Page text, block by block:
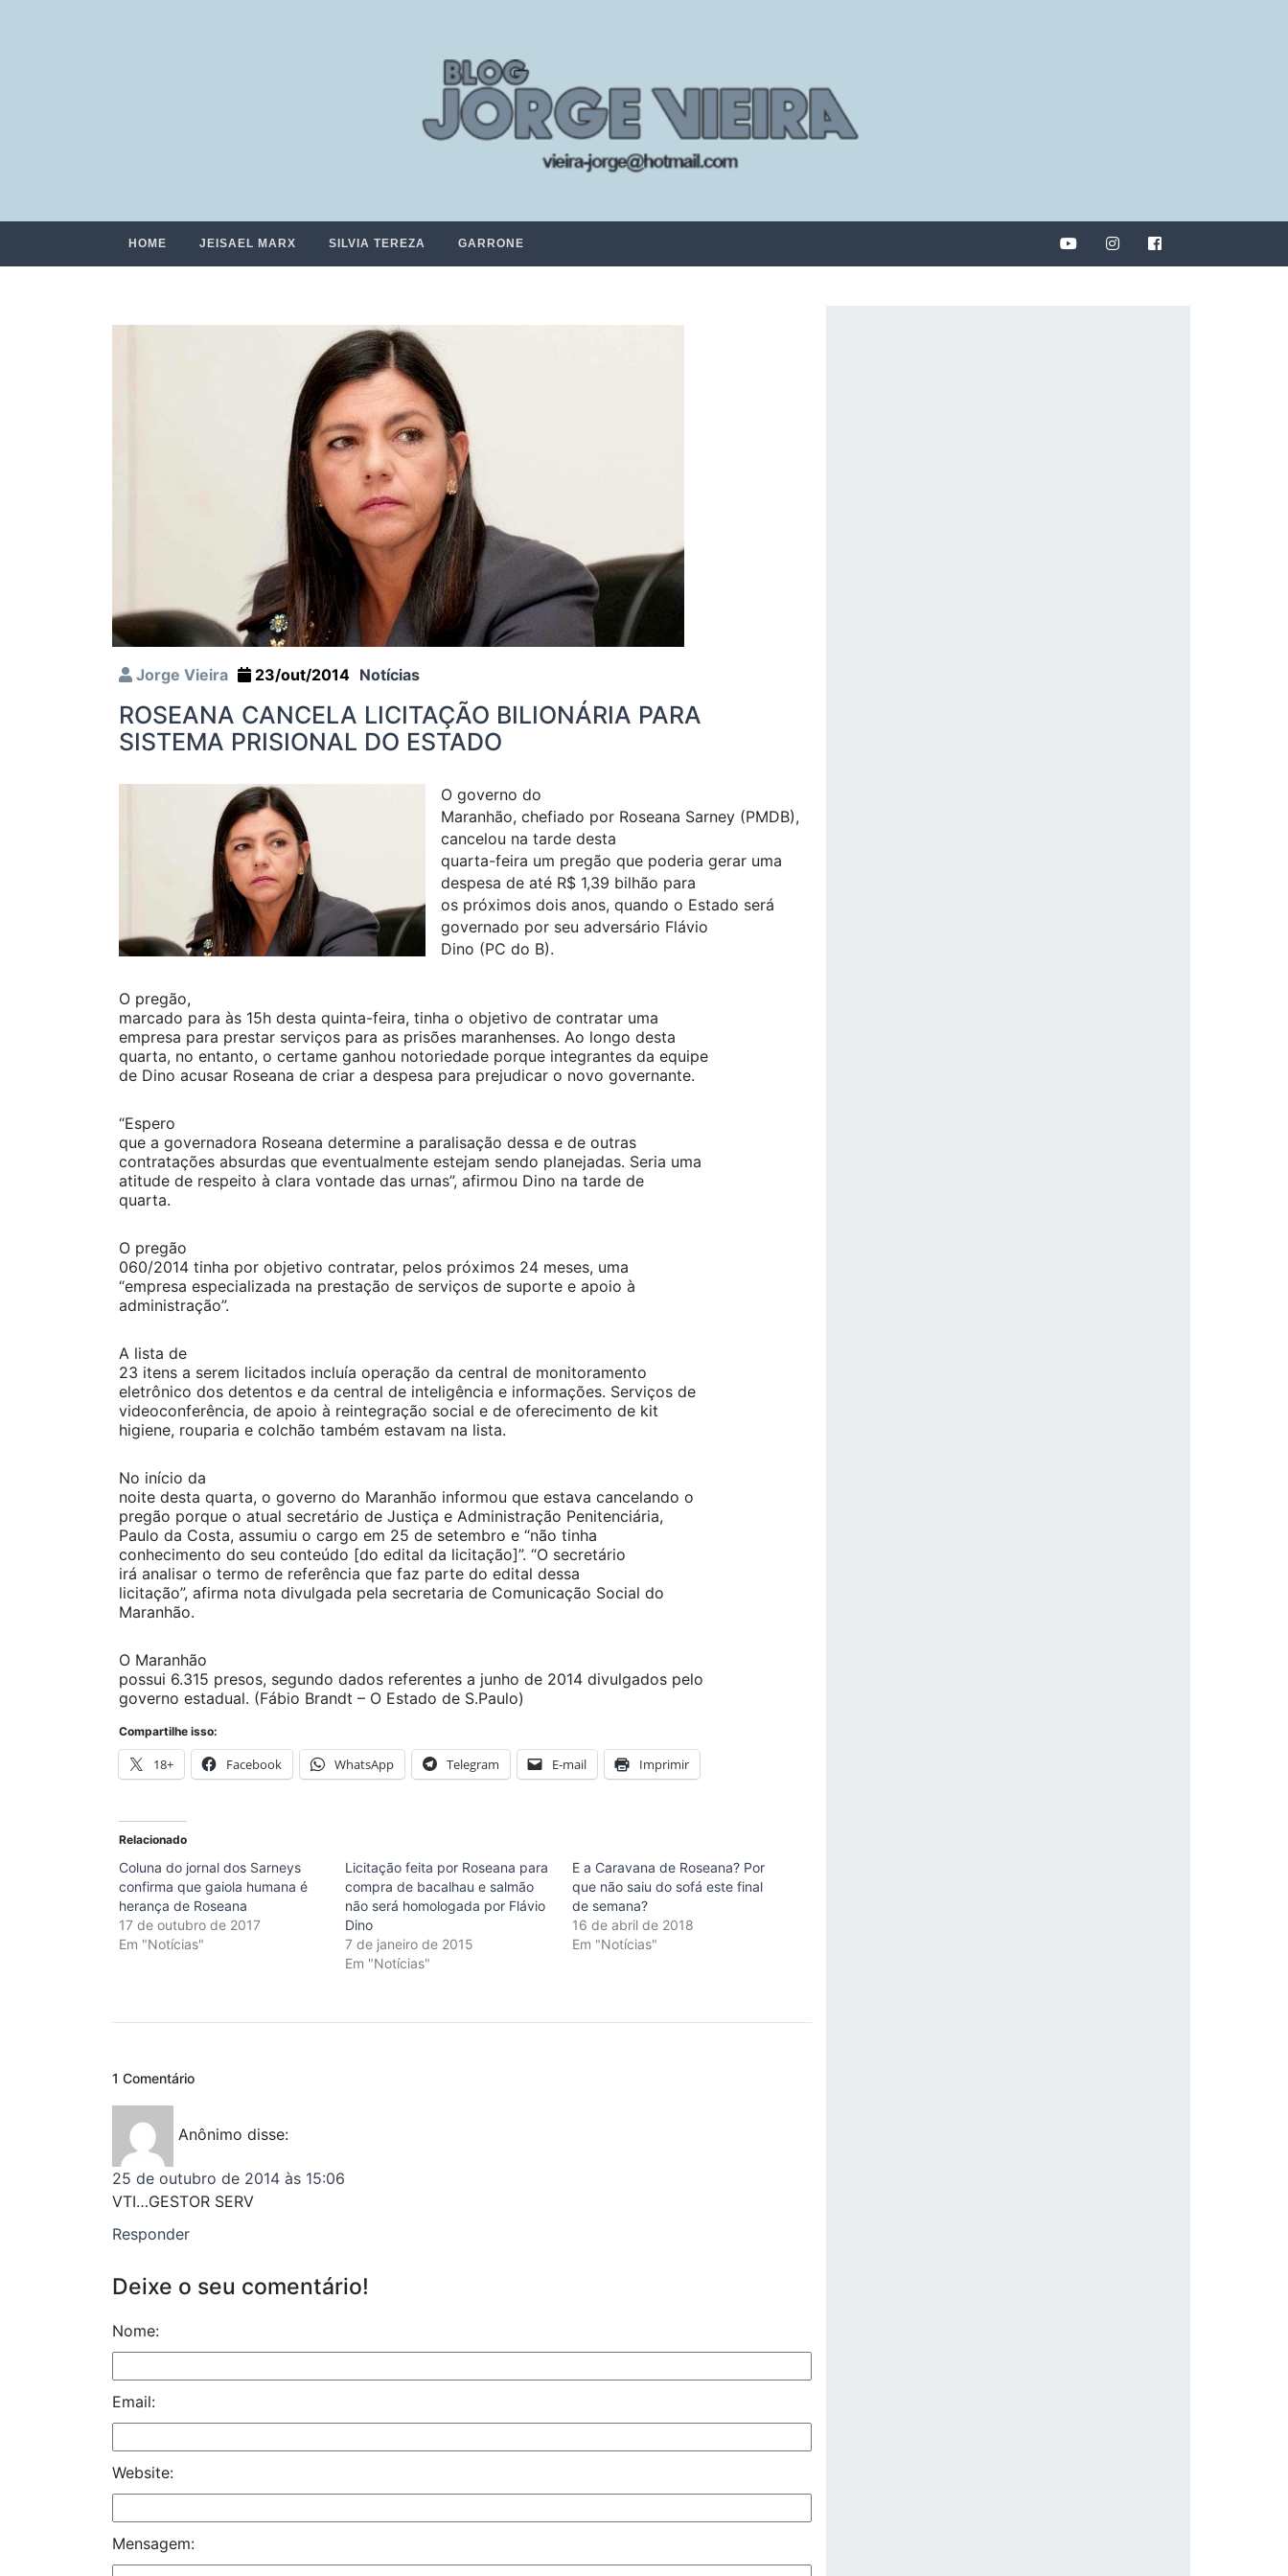
HOME JEISAEL MARX SILVIA TEREZA GARRONE
Jorge Vieira 23/out/2014 Notícias
ROSEANA CANCELA LICITAÇÃO BILIONÁRIA PARA
SISTEMA PRISIONAL DO ESTADO
O governo do
Maranhão, chefiado por Roseana Sarney (PMDB),
cancelou na tarde desta
quarta-feira um pregão que poderia gerar uma
despesa de até R$ 1,39 bilhão para
os próximos dois anos, quando o Estado será
governado por seu adversário Flávio
Dino (PC do B).
O pregão,
marcado para às 15h desta quinta-feira, tinha o objetivo de contratar uma
empresa para prestar serviços para as prisões maranhenses. Ao longo desta
quarta, no entanto, o certame ganhou notoriedade porque integrantes da equipe
de Dino acusar Roseana de criar a despesa para prejudicar o novo governante.
“Espero
que a governadora Roseana determine a paralisação dessa e de outras
contratações absurdas que eventualmente estejam sendo planejadas. Seria uma
atitude de respeito à clara vontade das urnas”, afirmou Dino na tarde de
quarta.
O pregão
060/2014 tinha por objetivo contratar, pelos próximos 24 meses, uma
“empresa especializada na prestação de serviços de suporte e apoio à
administração”.
A lista de
23 itens a serem licitados incluía operação da central de monitoramento
eletrônico dos detentos e da central de inteligência e informações. Serviços de
videoconferência, de apoio à reintegração social e de oferecimento de kit
higiene, rouparia e colchão também estavam na lista.
No início da
noite desta quarta, o governo do Maranhão informou que estava cancelando o
pregão porque o atual secretário de Justiça e Administração Penitenciária,
Paulo da Costa, assumiu o cargo em 25 de setembro e “não tinha
conhecimento do seu conteúdo [do edital da licitação]”. “O secretário
irá analisar o termo de referência que faz parte do edital dessa
licitação”, afirma nota divulgada pela secretaria de Comunicação Social do
Maranhão.
O Maranhão
possui 6.315 presos, segundo dados referentes a junho de 2014 divulgados pelo
governo estadual. (Fábio Brandt – O Estado de S.Paulo)
Compartilhe isso:
18+ Facebook WhatsApp Telegram E-mail Imprimir
Relacionado
Coluna do jornal dos Sarneys
confirma que gaiola humana é
herança de Roseana
17 de outubro de 2017
Em "Notícias"
Licitação feita por Roseana para
compra de bacalhau e salmão
não será homologada por Flávio
Dino
7 de janeiro de 2015
Em "Notícias"
E a Caravana de Roseana? Por
que não saiu do sofá este final
de semana?
16 de abril de 2018
Em "Notícias"
1 Comentário
Anônimo disse:
25 de outubro de 2014 às 15:06
VTI…GESTOR SERV
Responder
Deixe o seu comentário!
Nome:
Email:
Website:
Mensagem: